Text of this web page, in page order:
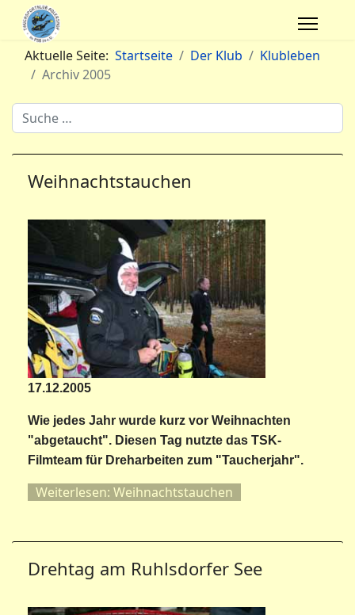
Aktuelle Seite: Startseite Der Klub
Klubleben
Archiv 2005
Archivsuche
Weihnachtstauchen
17.12.2005
Wie jedes Jahr wurde kurz vor Weihnachten
"abgetaucht". Diesen Tag nutzte das TSK-
Filmteam für Dreharbeiten zum "Taucherjahr".
Weiterlesen: Weihnachtstauchen
Drehtag am Ruhlsdorfer See